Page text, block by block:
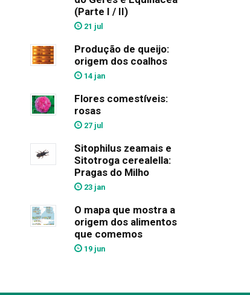
(Parte I / II)
21 jul
Produção de queijo:
origem dos coalhos
14 jan
Flores comestíveis:
rosas
27 jul
Sitophilus zeamais e
Sitotroga cerealella:
Pragas do Milho
23 jan
O mapa que mostra a
origem dos alimentos
que comemos
19 jun